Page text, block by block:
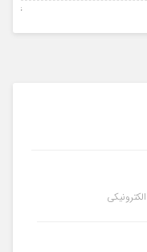
26 ژانویه 2026